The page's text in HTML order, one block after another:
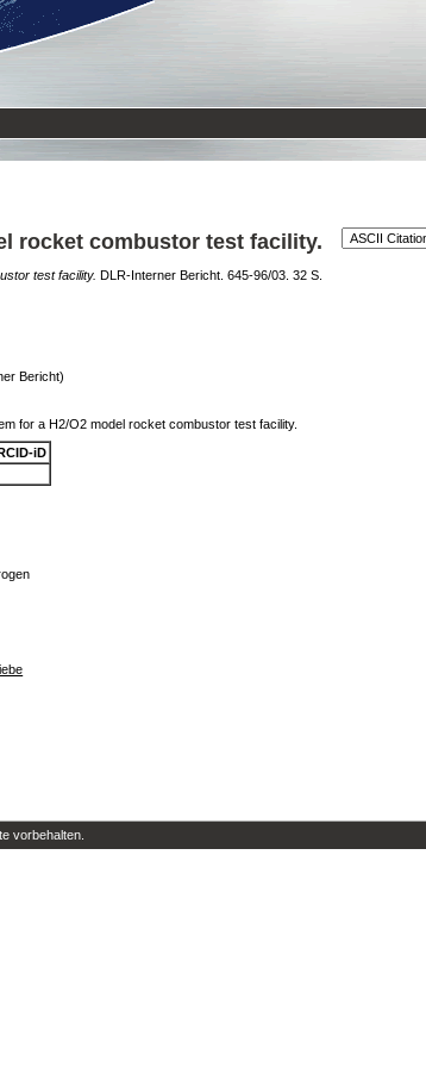
rocket combustor test facility.
test facility. DLR-Interner Bericht. 645-96/03. 32 S.
Bericht)
for a H2/O2 model rocket combustor test facility.
iD
vorbehalten.